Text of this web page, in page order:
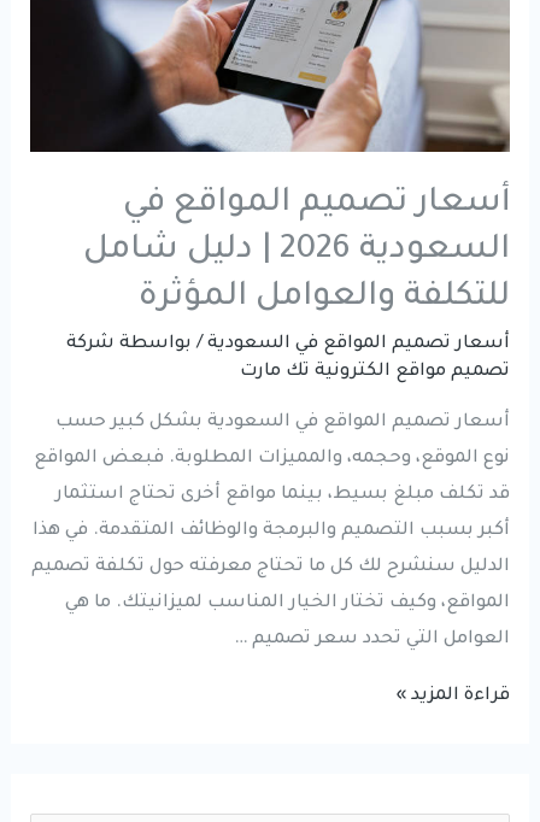
أسعار تصميم المواقع في
السعودية 2026 | دليل شامل
للتكلفة والعوامل المؤثرة
أسعار تصميم المواقع في السعودية / بواسطة شركة
تصميم مواقع الكترونية تك مارت
أسعار تصميم المواقع في السعودية بشكل كبير حسب
نوع الموقع، وحجمه، والمميزات المطلوبة. فبعض المواقع
قد تكلف مبلغ بسيط، بينما مواقع أخرى تحتاج استثمار
أكبر بسبب التصميم والبرمجة والوظائف المتقدمة. في هذا
الدليل سنشرح لك كل ما تحتاج معرفته حول تكلفة تصميم
المواقع، وكيف تختار الخيار المناسب لميزانيتك. ما هي
العوامل التي تحدد سعر تصميم …
أسعار
قراءة المزيد »